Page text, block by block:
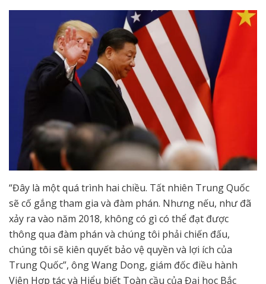
“Đây là một quá trình hai chiều. Tất nhiên Trung Quốc
sẽ cố gắng tham gia và đàm phán. Nhưng nếu, như đã
xảy ra vào năm 2018, không có gì có thể đạt được
thông qua đàm phán và chúng tôi phải chiến đấu,
chúng tôi sẽ kiên quyết bảo vệ quyền và lợi ích của
Trung Quốc”, ông Wang Dong, giám đốc điều hành
Viện Hợp tác và Hiểu biết Toàn cầu của Đại học Bắc